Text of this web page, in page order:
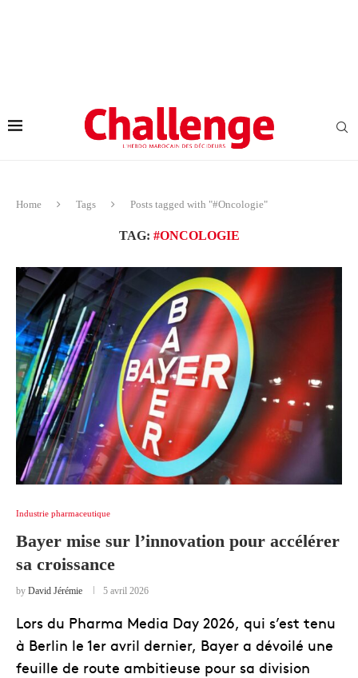
Home Tags Posts tagged with "#Oncologie"
TAG: #ONCOLOGIE
Industrie pharmaceutique
Bayer mise sur l’innovation pour accélérer
sa croissance
by David Jérémie 5 avril 2026
Lors du Pharma Media Day 2026, qui s’est tenu
à Berlin le 1er avril dernier, Bayer a dévoilé une
feuille de route ambitieuse pour sa division